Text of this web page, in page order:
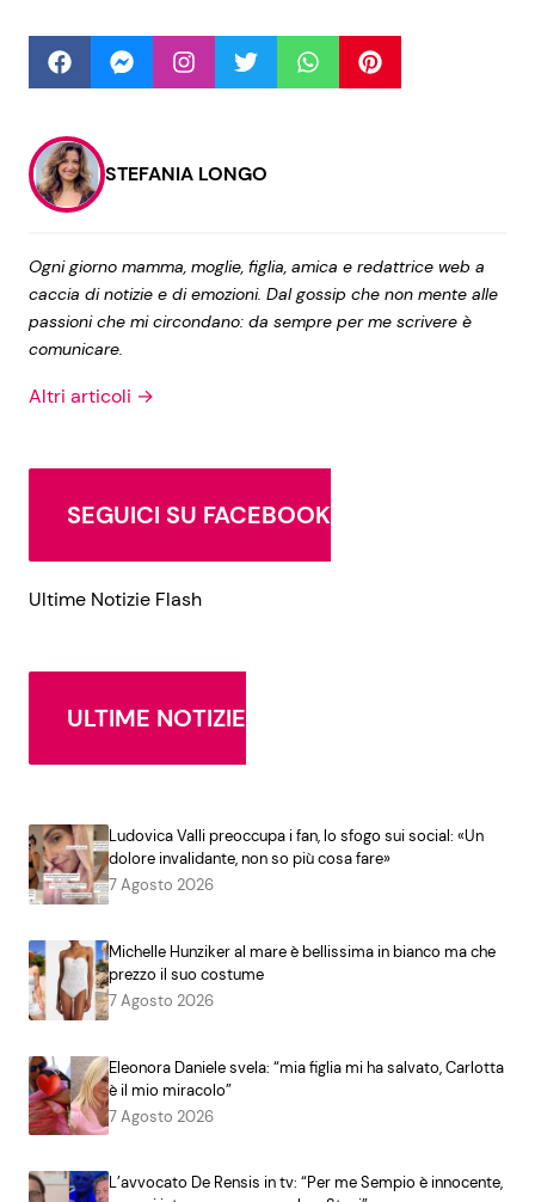
Viaggi e Turismo Ricette Feste
Seguici
Info
Chi siamo
Contattaci
STEFANIA LONGO
Ogni giorno mamma, moglie, figlia, amica e redattrice web a
caccia di notizie e di emozioni. Dal gossip che non mente alle
passioni che mi circondano: da sempre per me scrivere è
comunicare.
Altri articoli →
SEGUICI SU FACEBOOK
Ultime Notizie Flash
ULTIME NOTIZIE
Ludovica Valli preoccupa i fan, lo sfogo sui social: «Un
dolore invalidante, non so più cosa fare»
7 Agosto 2026
Michelle Hunziker al mare è bellissima in bianco ma che
prezzo il suo costume
7 Agosto 2026
Eleonora Daniele svela: “mia figlia mi ha salvato, Carlotta
è il mio miracolo”
7 Agosto 2026
L’avvocato De Rensis in tv: “Per me Sempio è innocente,